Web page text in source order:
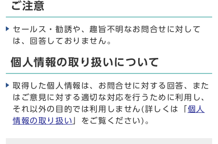
ご注意
セールス・勧誘や、趣旨不明なお問合せに対して
は、回答しておりません。
個人情報の取り扱いについて
取得した個人情報は、お問合せに対する回答、また
はご意見に対する適切な対応を行うために利用し、
それ以外の目的では利用しません(詳しくは「 個人
情報の取り扱い
」をご覧ください)。